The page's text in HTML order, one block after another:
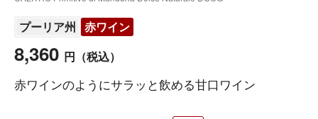
プーリア州 赤ワイン
8,360 円 （税込）
赤ワインのようにサラッと飲める甘口ワイン